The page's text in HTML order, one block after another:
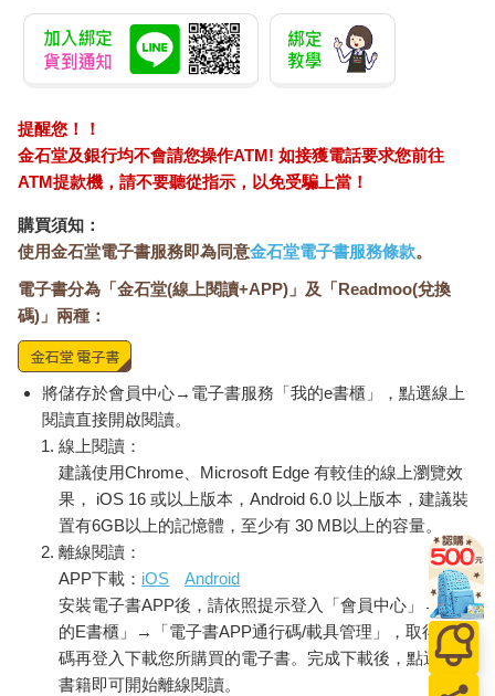
提醒您！！
金石堂及銀行均不會請您操作ATM! 如接獲電話要求您前往
ATM提款機，請不要聽從指示，以免受騙上當！
購買須知：
使用金石堂電子書服務即為同意金石堂電子書服務條款。
電子書分為「金石堂(線上閱讀+APP)」及「Readmoo(兌換
碼)」兩種：
將儲存於會員中心→電子書服務「我的e書櫃」，點選線上
閱讀直接開啟閱讀。
線上閱讀：
建議使用Chrome、Microsoft Edge 有較佳的線上瀏覽效
果， iOS 16 或以上版本，Android 6.0 以上版本，建議裝
置有6GB以上的記憶體，至少有 30 MB以上的容量。
離線閱讀：
APP下載： iOS
Android
安裝電子書APP後，請依照提示登入「會員中心」→「我
的E書櫃」→「電子書APP通行碼/載具管理」，取得通行
碼再登入下載您所購買的電子書。完成下載後，點選任一
書籍即可開始離線閱讀。